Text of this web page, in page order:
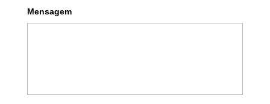
Mensagem